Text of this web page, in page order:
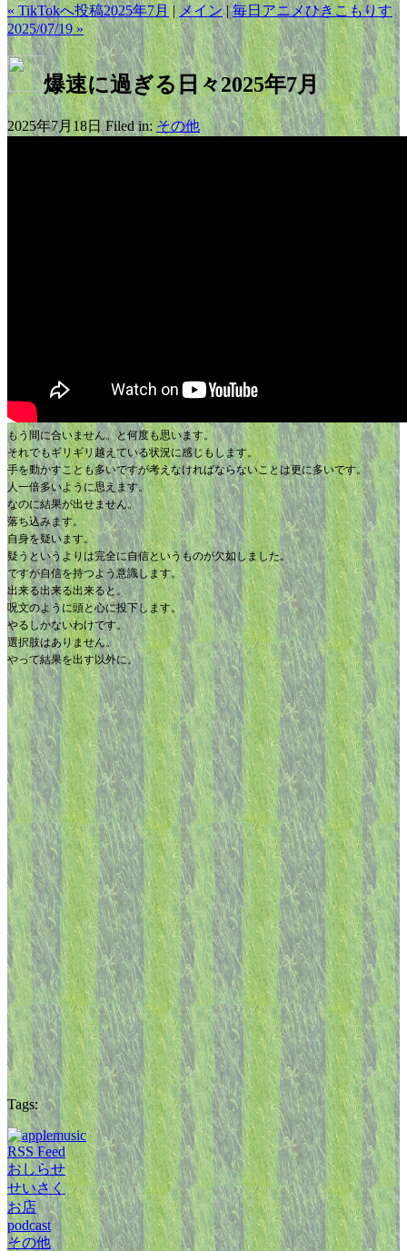
« TikTokへ投稿2025年7月|メイン|毎日アニメひきこもりす
2025/07/19 »
爆速に過ぎる日々2025年7月
2025年7月18日 Filed in:その他
もう間に合いません。と何度も思います。
それでもギリギリ越えている状況に感じもします。
手を動かすことも多いですが考えなければならないことは更に多いです。
人一倍多いように思えます。
なのに結果が出せません。
落ち込みます。
自身を疑います。
疑うというよりは完全に自信というものが欠如しました。
ですが自信を持つよう意識します。
出来る出来る出来ると。
呪文のように頭と心に投下します。
やるしかないわけです。
選択肢はありません。
やって結果を出す以外に。
Tags:
RSS Feed
おしらせ
せいさく
お店
podcast
その他